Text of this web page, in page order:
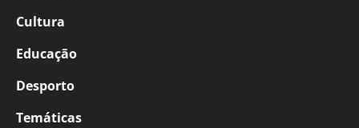
Cultura
Educação
Desporto
Temáticas